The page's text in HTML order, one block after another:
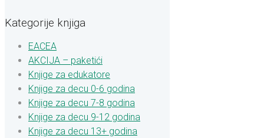
Kategorije knjiga
EACEA
AKCIJA – paketići
Knjige za edukatore
Knjige za decu 0-6 godina
Knjige za decu 7-8 godina
Knjige za decu 9-12 godina
Knjige za decu 13+ godina